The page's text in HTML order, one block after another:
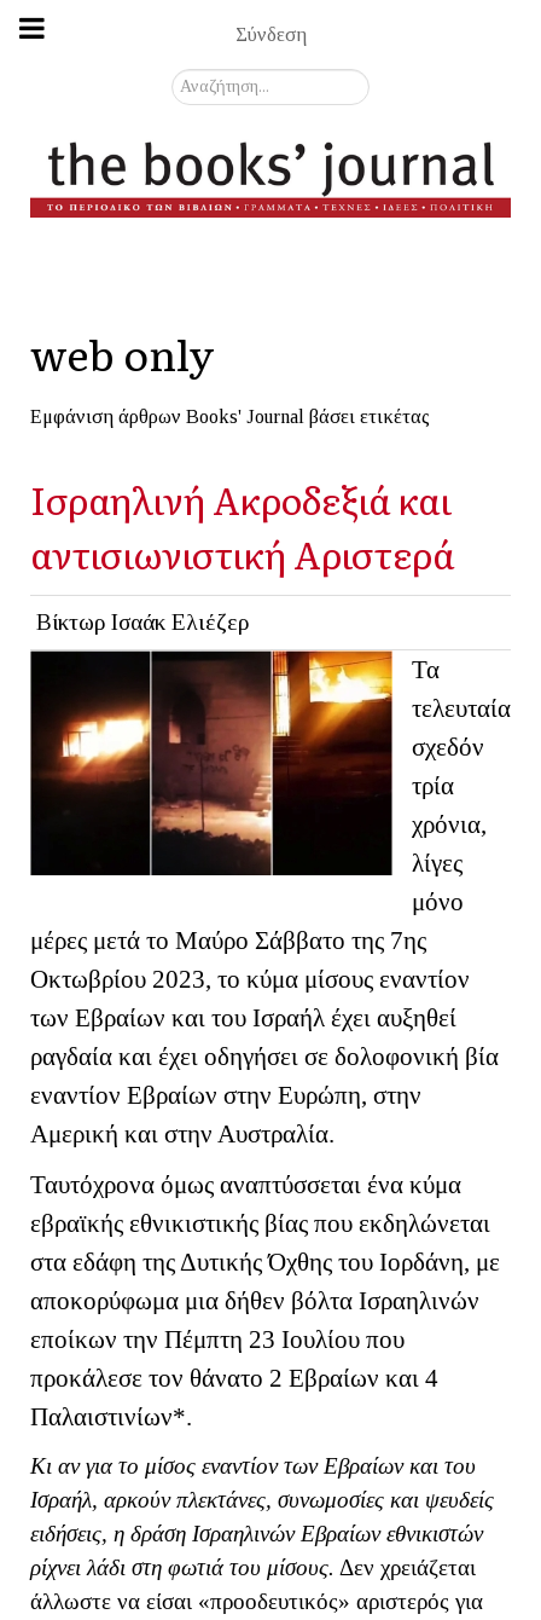
Σύνδεση
Αναζήτηση...
web only
Εμφάνιση άρθρων Books' Journal βάσει ετικέτας
Ισραηλινή Ακροδεξιά και
αντισιωνιστική Αριστερά
Βίκτωρ Ισαάκ Ελιέζερ
Τα
τελευταία
σχεδόν
τρία
χρόνια,
λίγες
μόνο
μέρες μετά το Μαύρο Σάββατο της 7ης
Οκτωβρίου 2023, το κύμα μίσους εναντίον
των Εβραίων και του Ισραήλ έχει αυξηθεί
ραγδαία και έχει οδηγήσει σε δολοφονική βία
εναντίον Εβραίων στην Ευρώπη, στην
Αμερική και στην Αυστραλία.
Ταυτόχρονα όμως αναπτύσσεται ένα κύμα
εβραϊκής εθνικιστικής βίας που εκδηλώνεται
στα εδάφη της Δυτικής Όχθης του Ιορδάνη, με
αποκορύφωμα μια δήθεν βόλτα Ισραηλινών
εποίκων την Πέμπτη 23 Ιουλίου που
προκάλεσε τον θάνατο 2 Εβραίων και 4
Παλαιστινίων*.
Κι αν για το μίσος εναντίον των Εβραίων και του
Ισραήλ, αρκούν πλεκτάνες, συνωμοσίες και ψευδείς
ειδήσεις, η δράση Ισραηλινών Εβραίων εθνικιστών
ρίχνει λάδι στη φωτιά του μίσους. Δεν χρειάζεται
άλλωστε να είσαι «προοδευτικός» αριστερός για